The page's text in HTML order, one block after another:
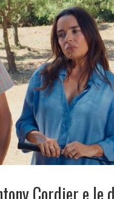
Cordier e le